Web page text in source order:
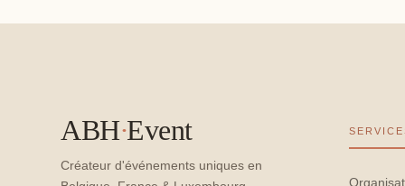
ABH·Event
Créateur d'événements uniques en